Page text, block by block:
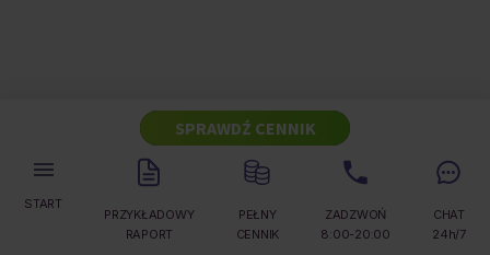
SPRAWDŹ CENNIK
START
PRZYKŁADOWY
RAPORT
PEŁNY
CENNIK
ZADZWOŃ
8:00-20:00
CHAT
24h/7